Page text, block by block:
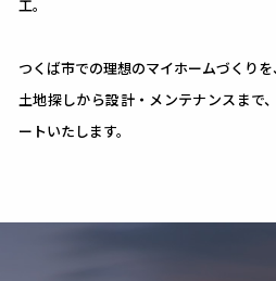
SPEC
COLUMN いばらき応援通信
COMPANY
工。
つくば市での理想のマイホームづくりを
土地探しから設計・メンテナンスまで
ートいたします。